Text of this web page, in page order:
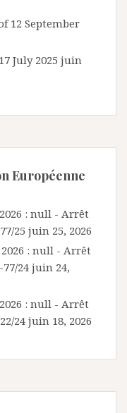
12 September
July 2025 juin
Européenne
2026 : null - Arrêt
25 juin 25, 2026
2026 : null - Arrêt
24 juin 24,
2026 : null - Arrêt
24 juin 18, 2026